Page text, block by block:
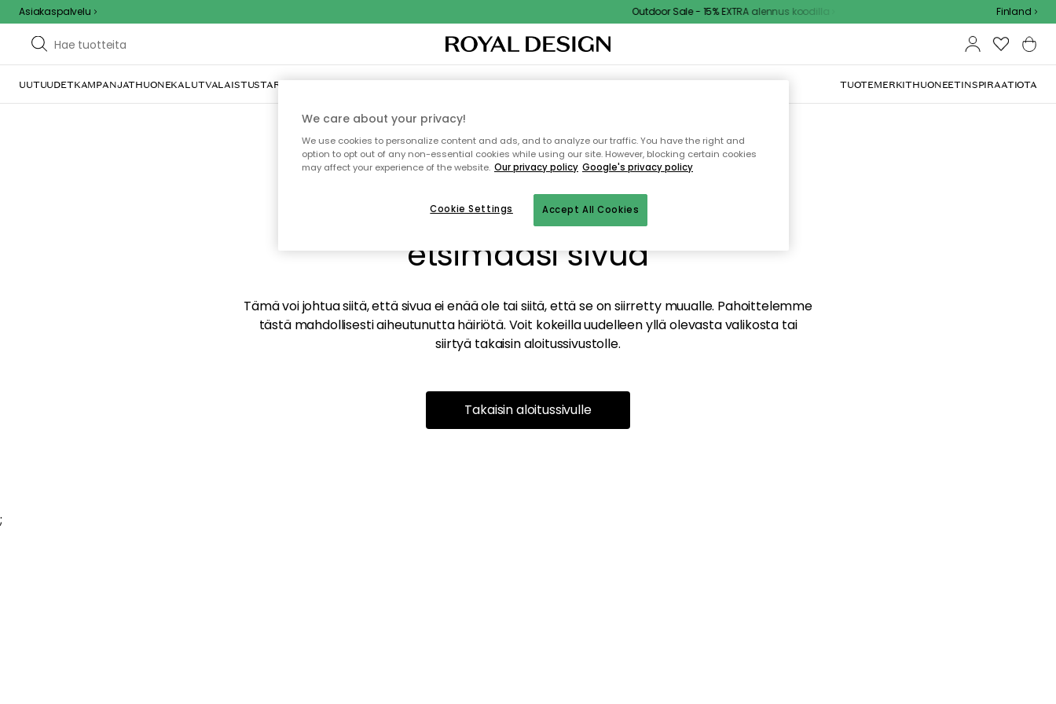
Asiakaspalvelu Outdoor Sale - 15% EXTRA alennus koodilla Finland
UUTUUDETKAMPANJATHUONEKALUTVALAISTUSTARJOILU JA KATTAUSSISUSTUSTEKSTIILIT & MATOTKEITTIÖSÄILYTYSULKOKALUSTEET TUOTEMERKITHUONEETINSPIRAATIOTA
Emme valitettavasti löydä
etsimääsi sivua
Tämä voi johtua siitä, että sivua ei enää ole tai siitä, että se on siirretty muualle. Pahoittelemme
tästä mahdollisesti aiheutunutta häiriötä. Voit kokeilla uudelleen yllä olevasta valikosta tai
siirtyä takaisin aloitussivustolle.
Takaisin aloitussivulle
;
We care about your privacy!
We use cookies to personalize content and ads, and to analyze our traffic. You have the right and
option to opt out of any non-essential cookies while using our site. However, blocking certain cookies
may affect your experience of the website. Our privacy policy Google's privacy policy
Accept All Cookies
Cookie Settings